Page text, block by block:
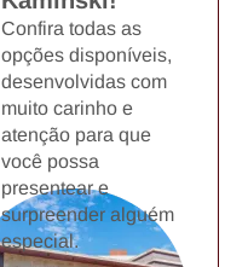
Confira todas as
opções disponíveis,
desenvolvidas com
muito carinho e
atenção para que
você possa
presentear e
surpreender alguém
especial.